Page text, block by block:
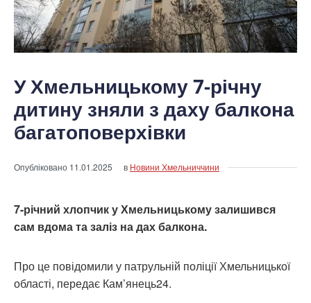
У Хмельницькому 7-річну
дитину зняли з даху балкона
багатоповерхівки
Опубліковано 11.01.2025 в Новини Хмельниччини
7-річний хлопчик у Хмельницькому залишився
сам вдома та заліз на дах балкона.
Про це повідомили у патрульній поліції Хмельницької
області, передає Кам’янець24.